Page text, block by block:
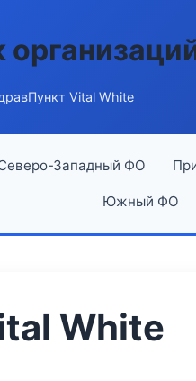
Vital White
Западный ФО
Южный ФО
White